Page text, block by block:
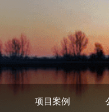
项目案例